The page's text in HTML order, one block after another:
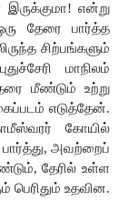
இருக்குமா! என்று
தேரை
பார்த்த
சிற்பங்களும்
புதுச்சேரி
மாநிலம்
மீண்டும் உற்று
எடுத்தேன்.
கோயில்
பார்த்து, அவற்றைப்
தேரில் உள்ள
பெரிதும் உதவின.